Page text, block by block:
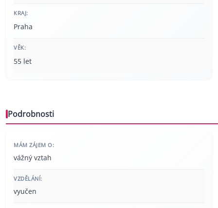
KRAJ:
Praha
VĚK:
55 let
Podrobnosti
MÁM ZÁJEM O:
vážný vztah
VZDĚLÁNÍ:
vyučen